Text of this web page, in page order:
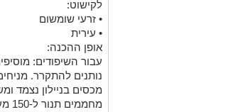
לקישוט:
• זרעי שומשום
• עירית
אופן ההכנה:
נותנים להתקרר.
מכסים בניילון נצמד ומשרים